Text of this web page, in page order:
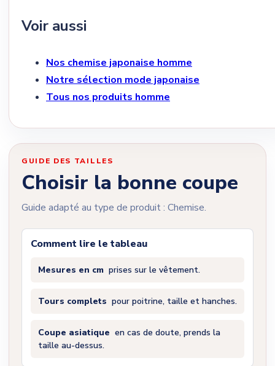
Voir aussi
Nos chemise japonaise homme
Notre sélection mode japonaise
Tous nos produits homme
GUIDE DES TAILLES
Choisir la bonne coupe
Guide adapté au type de produit : Chemise.
Comment lire le tableau
Mesures en cm prises sur le vêtement.
Tours complets pour poitrine, taille et hanches.
Coupe asiatique en cas de doute, prends la
taille au-dessus.